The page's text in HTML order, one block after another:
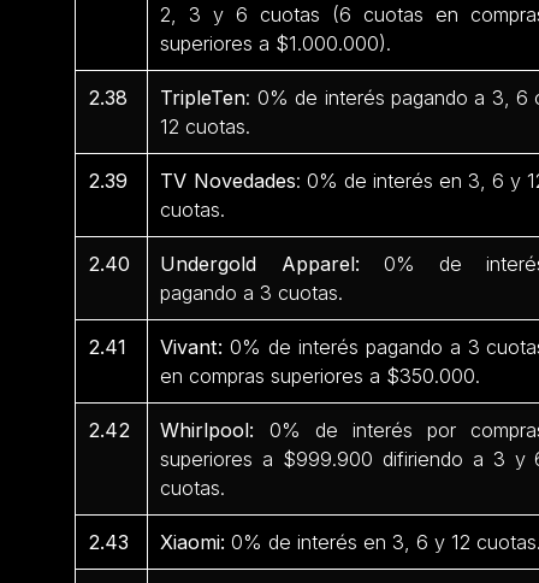
2, 3 y 6 cuotas (6 cuotas en
superiores a $1.000.000).
2.38 TripleTen: 0% de interés pagando a 3, 6
12 cuotas.
2.39 TV Novedades: 0% de interés en 3, 6 y
cuotas.
2.40 Undergold Apparel: 0% de
pagando a 3 cuotas.
2.41 Vivant: 0% de interés pagando a 3
en compras superiores a $350.000.
2.42 Whirlpool: 0% de interés por
superiores a $999.900 difiriendo a 3 y
cuotas.
2.43 Xiaomi: 0% de interés en 3, 6 y 12